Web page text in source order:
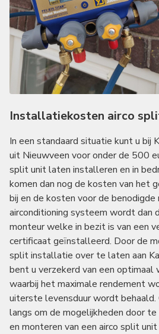
Installatiekosten airco
In een standaard situatie kunt u bij
uit Nieuwveen voor onder de 500
split unit laten installeren en in
komen dan nog de kosten van het
bij en de kosten voor de
airconditioning systeem wordt dan
monteur welke in bezit is van een
certificaat geïnstalleerd. Door de
split installatie over te laten aan
bent u verzekerd van een optimaal
waarbij het maximale rendement
uiterste levensduur wordt behaald.
langs om de mogelijkheden door
en monteren van een airco split